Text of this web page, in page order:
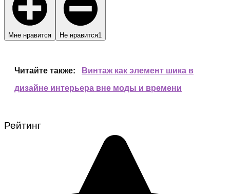
Мне нравится Не нравится1
Читайте также:
Винтаж как элемент шика в
дизайне интерьера вне моды и времени
Рейтинг